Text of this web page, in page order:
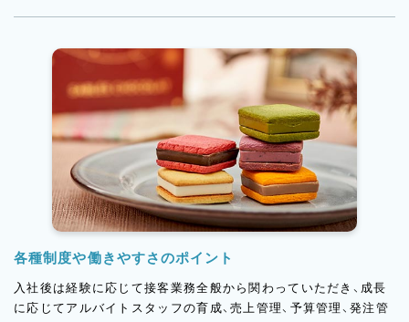
各種制度や働きやすさのポイント
入社後は経験に応じて接客業務全般から関わっていただき、成長
に応じてアルバイトスタッフの育成、売上管理、予算管理、発注管